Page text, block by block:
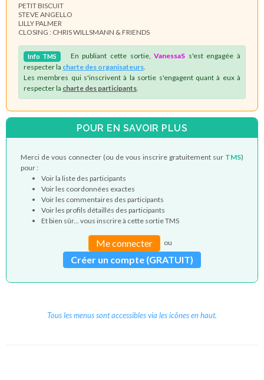
PETIT BISCUIT
STEVE ANGELLO
LILLY PALMER
CLOSING : CHRIS WILLSMANN & FRIENDS
Info TMS En publiant cette sortie,VanessaS s'est engagée à
respecter la charte des organisateurs
Les membres qui s'inscrivent à la sortie s'engagent quant à eux à
respecter la charte des participants
POUR EN SAVOIR PLUS
Merci de vous connecter (ou de vous inscrire gratuitement sur TMS)
pour :
Voir la liste des participants
Voir les coordonnées exactes
Voir les commentaires des participants
Voir les profils détaillés des participants
Et bien sûr... vous inscrire à cette sortie TMS
Me connecter ou
Créer un compte (GRATUIT)
Tous les menus sont accessibles via les icônes en haut.